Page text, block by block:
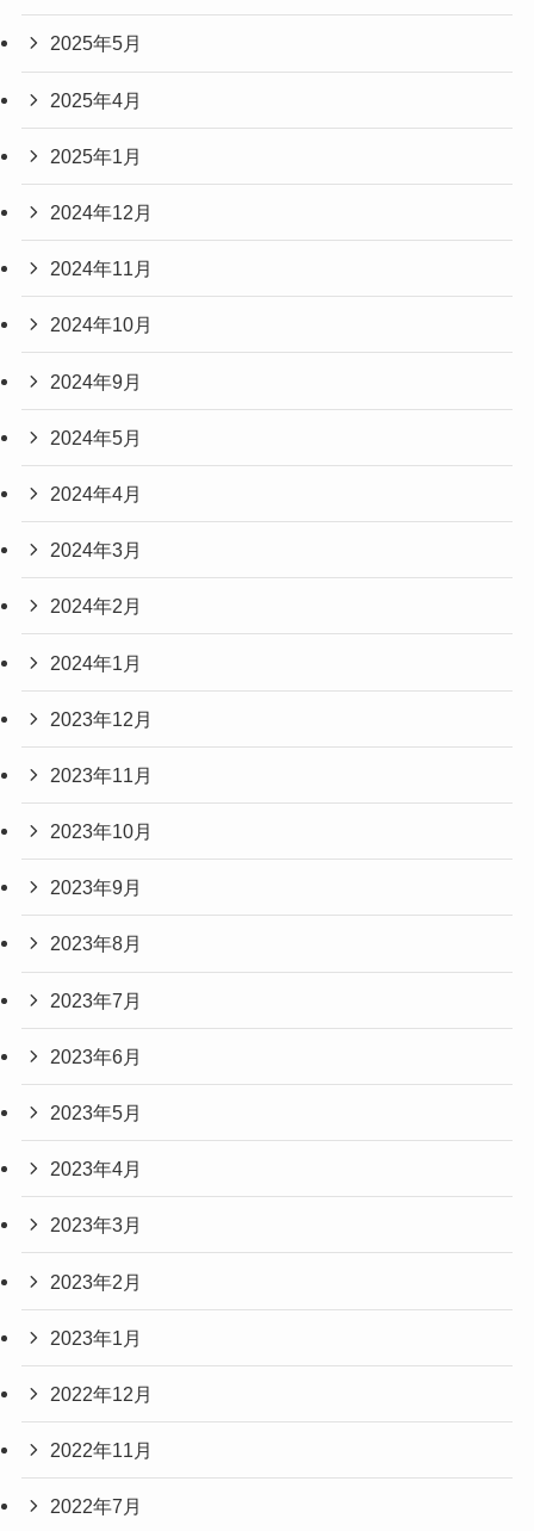
2025年5月
2025年4月
2025年1月
2024年12月
2024年11月
2024年10月
2024年9月
2024年5月
2024年4月
2024年3月
2024年2月
2024年1月
2023年12月
2023年11月
2023年10月
2023年9月
2023年8月
2023年7月
2023年6月
2023年5月
2023年4月
2023年3月
2023年2月
2023年1月
2022年12月
2022年11月
2022年7月